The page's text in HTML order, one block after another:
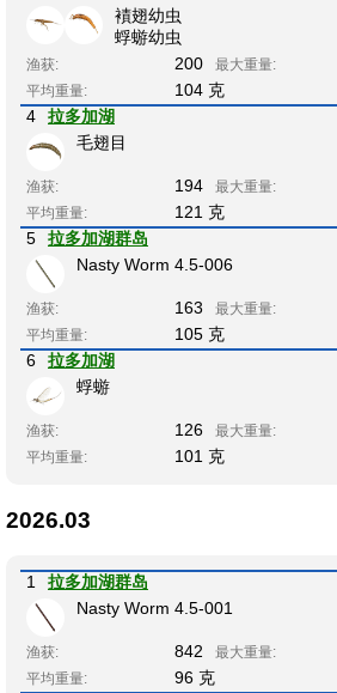
襀翅幼虫
蜉蝣幼虫
渔获: 200 最大重量:
平均重量:
104 克
4
拉多加湖
毛翅目
渔获: 194 最大重量:
平均重量:
121 克
5
拉多加湖群岛
Nasty Worm 4.5-006
渔获: 163 最大重量:
平均重量:
105 克
6
拉多加湖
蜉蝣
渔获: 126 最大重量:
平均重量: 101 克
2026.03
1
拉多加湖群岛
Nasty Worm 4.5-001
渔获: 842 最大重量:
平均重量:
96 克